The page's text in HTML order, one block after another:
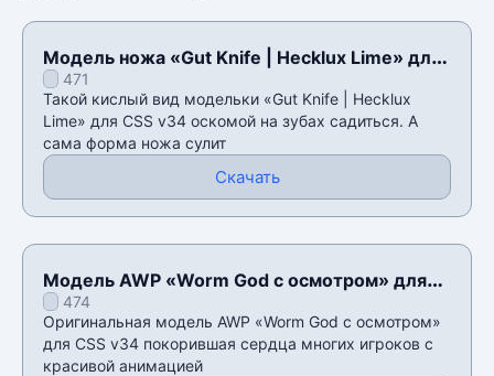
Модель ножа «Gut Knife | Hecklux Lime» для
CSS v34
471
Такой кислый вид модельки «Gut Knife | Hecklux
Lime» для CSS v34 оскомой на зубах садиться. А
сама форма ножа сулит
Скачать
Модель AWP «Worm God с осмотром» для
CSS v34
474
Оригинальная модель AWP «Worm God с осмотром»
для CSS v34 покорившая сердца многих игроков с
красивой анимацией